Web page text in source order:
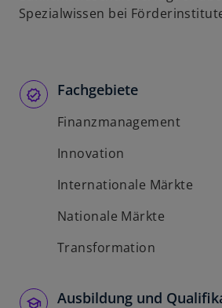
Spezialwissen bei
Fachgebiete
Finanzmanagement
Innovation
Internationale Märkte
Nationale Märkte
Transformation
Ausbildung und